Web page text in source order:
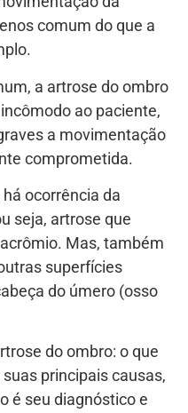
comum do que a
a artrose do ombro
ao paciente,
a movimentação
comprometida.
ocorrência da
seja, artrose que
Mas, também
superfícies
do úmero (osso
do ombro: o que
principais causas,
é seu diagnóstico e